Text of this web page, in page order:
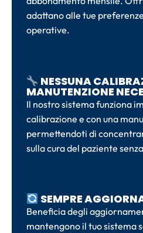
adattano alle tue
operative.
NESSUNA
MANUTENZIONE
Il nostro sistema funziona
calibrazione e con una
permettendoti di
sulla cura del paziente
SEMPRE
Beneficia degli
mantengono il tuo sistema